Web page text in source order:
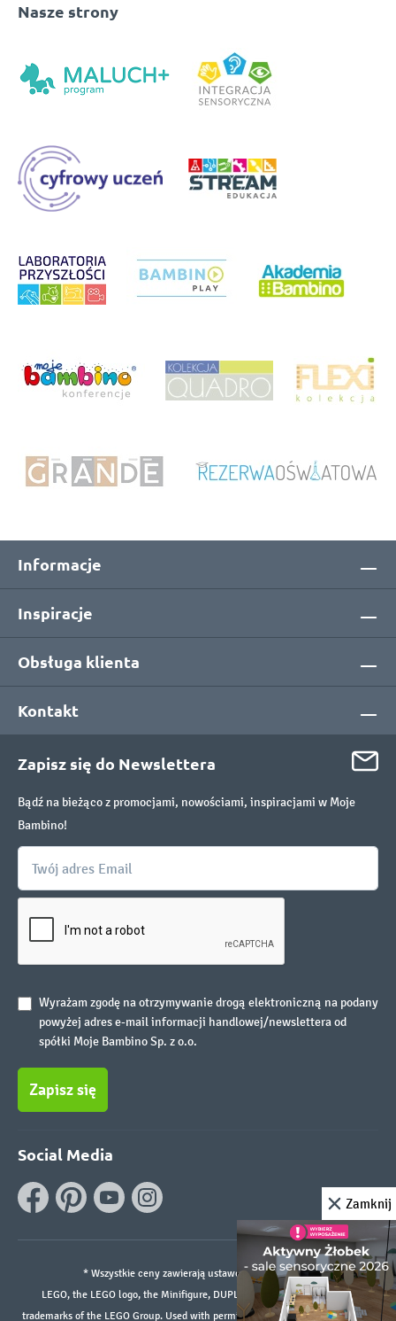
Nasze strony
Informacje
Inspiracje
Obsługa klienta
Kontakt
Zapisz się do Newslettera
Bądź na bieżąco z promocjami, nowościami, inspiracjami w Moje
Bambino!
Wyrażam zgodę na otrzymywanie drogą elektroniczną na podany
powyżej adres e-mail informacji handlowej/newslettera od
spółki Moje Bambino Sp. z o.o.
Zapisz się
Social Media
* Wszystkie ceny zawierają ustawowy podatek VAT.
LEGO, the LEGO logo, the Minifigure, DUPLO, and the SPIKE logo are
trademarks of the LEGO Group. Used with permission. ©2026 The LEGO Group
Zamknij